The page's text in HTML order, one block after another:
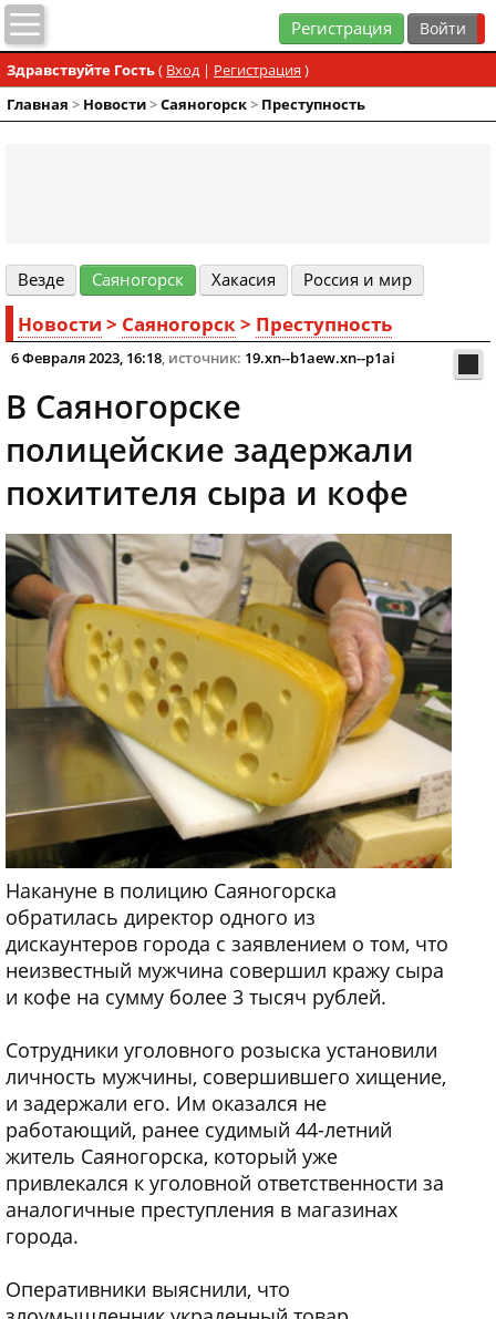
Регистрация
Здравствуйте Гость( Вход| Регистрация )
Главная > Новости>Cаяногорск> Преступность
Везде Cаяногорск Хакасия Россия и мир
Новости > Cаяногорск> Преступность
6 Февраля 2023, 16:18, источник: 19.xn--b1aew.xn--p1ai
В Саяногорске
полицейские задержали
похитителя сыра и кофе
Накануне в полицию Саяногорска
обратилась директор одного из
дискаунтеров города с заявлением о том, что
неизвестный мужчина совершил кражу сыра
и кофе на сумму более 3 тысяч рублей.
Сотрудники уголовного розыска установили
личность мужчины, совершившего хищение,
и задержали его. Им оказался не
работающий, ранее судимый 44-летний
житель Саяногорска, который уже
привлекался к уголовной ответственности за
аналогичные преступления в магазинах
города.
Оперативники выяснили, что